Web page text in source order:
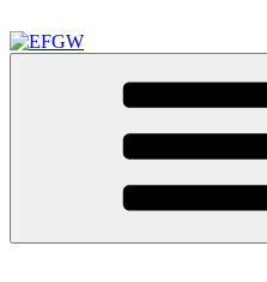
Inhalt
springen
Evangelisch Freikirchliche